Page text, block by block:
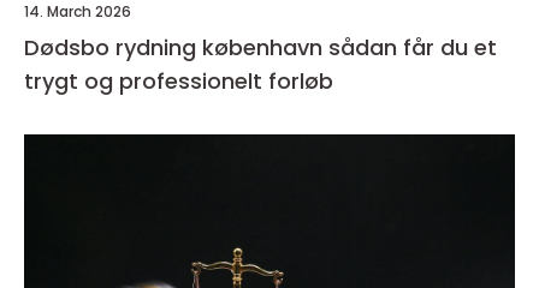
14. March 2026
Dødsbo rydning københavn sådan får du et
trygt og professionelt forløb